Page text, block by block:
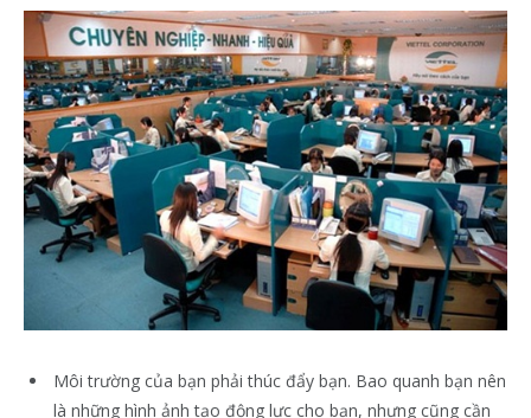
Môi trường của bạn phải thúc đẩy bạn. Bao quanh bạn nên
là những hình ảnh tạo động lực cho bạn, nhưng cũng cần